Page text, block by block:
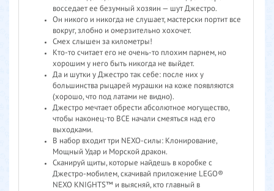
восседает ее безумный хозяин — шут Джестро.
Он никого и никогда не слушает, мастерски портит все
вокруг, злобно и омерзительно хохочет.
Смех слышен за километры!
Кто-то считает его не очень-то плохим парнем, но
хорошим у него быть никогда не выйдет.
Да и шутки у Джестро так себе: после них у
большинства рыцарей мурашки на коже появляются
(хорошо, что под латами не видно).
Джестро мечтает обрести абсолютное могущество,
чтобы наконец-то ВСЕ начали смеяться над его
выходками.
В набор входит три NEXO-силы: Клонирование,
Мощный Удар и Морской дракон.
Сканируй щиты, которые найдешь в коробке с
Джестро-мобилем, скачивай приложение LEGO®
NEXO KNIGHTS™ и выясняй, кто главный в